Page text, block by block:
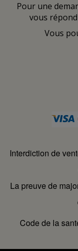
Pour une
vous
Vous
Interdiction de
La preuve de
Code de la